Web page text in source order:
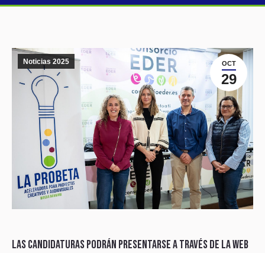
OCT
29
Noticias 2025
Las candidaturas podrán presentarse a través de la web